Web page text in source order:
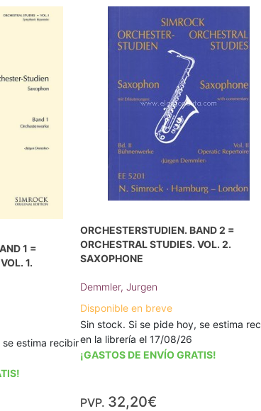
1 =
1.
estima recibir
ORCHESTERSTUDIEN. BAND 2 =
ORCHESTRAL STUDIES. VOL. 2.
SAXOPHONE
Demmler, Jurgen
Disponible en breve
Sin stock. Si se pide hoy, se estima
en la librería el 17/08/26
¡GASTOS DE ENVÍO GRATIS!
PVP. 32,20€